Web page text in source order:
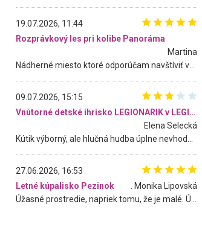
19.07.2026, 11:44
Rozprávkový les pri kolibe Panoráma
Martina
09.07.2026, 15:15
Vnútorné detské ihrisko LEGIONARIK v LEGIA Fitness
Elena Selecká
27.06.2026, 16:53
Letné kúpalisko Pezinok
. Monika Lipovská